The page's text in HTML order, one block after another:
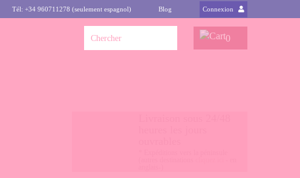
Tél: +34 960711278 (seulement espagnol) Blog Connexion
0